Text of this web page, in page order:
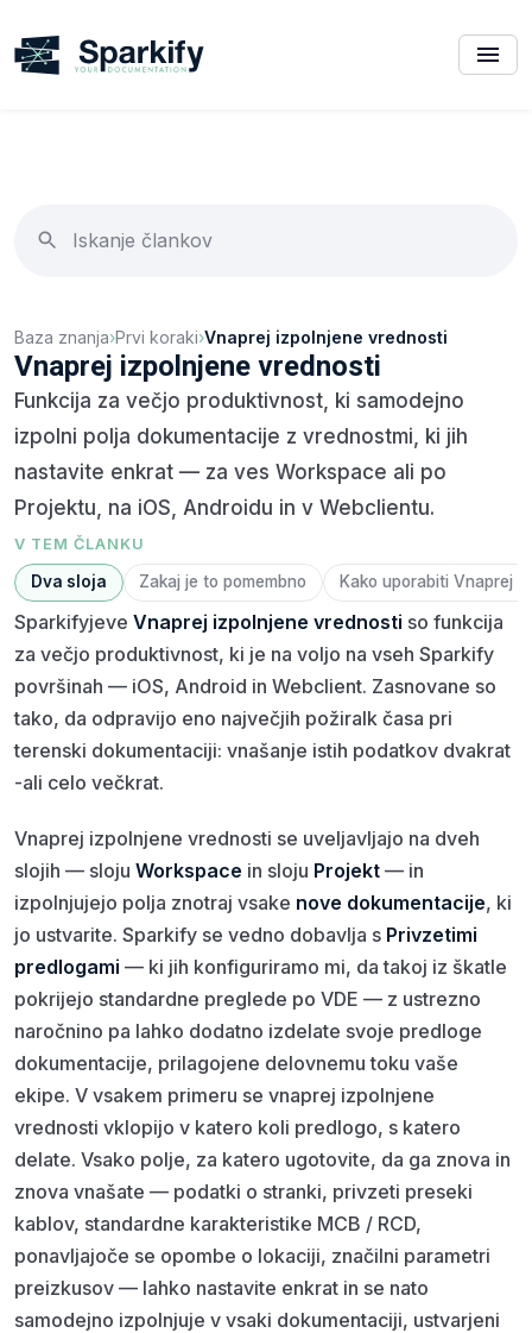
Baza znanja›Prvi koraki›Vnaprej izpolnjene vrednosti
Vnaprej izpolnjene vrednosti
Funkcija za večjo produktivnost, ki samodejno
izpolni polja dokumentacije z vrednostmi, ki jih
nastavite enkrat — za ves Workspace ali po
Projektu, na iOS, Androidu in v Webclientu.
V TEM ČLANKU
Dva sloja Zakaj je to pomembno Kako uporabiti Vnaprej
Sparkifyjeve Vnaprej izpolnjene vrednosti so funkcija
za večjo produktivnost, ki je na voljo na vseh Sparkify
površinah — iOS, Android in Webclient. Zasnovane so
tako, da odpravijo eno največjih požiralk časa pri
terenski dokumentaciji: vnašanje istih podatkov dvakrat
-ali celo večkrat.
Vnaprej izpolnjene vrednosti se uveljavljajo na dveh
slojih — sloju Workspace in sloju Projekt — in
izpolnjujejo polja znotraj vsake nove dokumentacije, ki
jo ustvarite. Sparkify se vedno dobavlja s Privzetimi
predlogami — ki jih konfiguriramo mi, da takoj iz škatle
pokrijejo standardne preglede po VDE — z ustrezno
naročnino pa lahko dodatno izdelate svoje predloge
dokumentacije, prilagojene delovnemu toku vaše
ekipe. V vsakem primeru se vnaprej izpolnjene
vrednosti vklopijo v katero koli predlogo, s katero
delate. Vsako polje, za katero ugotovite, da ga znova in
znova vnašate — podatki o stranki, privzeti preseki
kablov, standardne karakteristike MCB / RCD,
ponavljajoče se opombe o lokaciji, značilni parametri
preizkusov — lahko nastavite enkrat in se nato
samodejno izpolnjuje v vsaki dokumentaciji, ustvarjeni